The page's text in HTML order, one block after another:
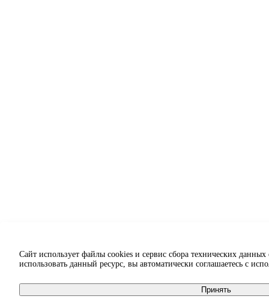
Сайт использует файлы cookies и сервис сбора технических
использовать данный ресурс, вы автоматически соглашаетесь с
Принять